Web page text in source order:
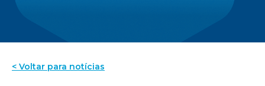
< Voltar para notícias